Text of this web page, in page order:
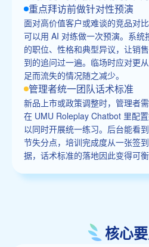
重点拜访前做针对性预演
面对高价值客户或难谈的竞品对
可以用 AI 对练做一次预演。系统
的职位、性格和典型异议，让销
到的追问过一遍。临场时应对更
足而流失的情况随之减少。
管理者统一团队话术标准
新品上市或政策调整时，管理者
在 UMU Roleplay Chatbot 里配
以同时开展统一练习。后台能看
节失分点，培训完成度从一张签
据，话术标准的落地因此变得可衡
核心